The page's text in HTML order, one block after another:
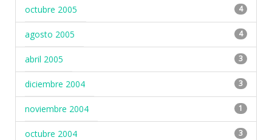
octubre 2005 4
agosto 2005 4
abril 2005 3
diciembre 2004 3
noviembre 2004 1
octubre 2004 3